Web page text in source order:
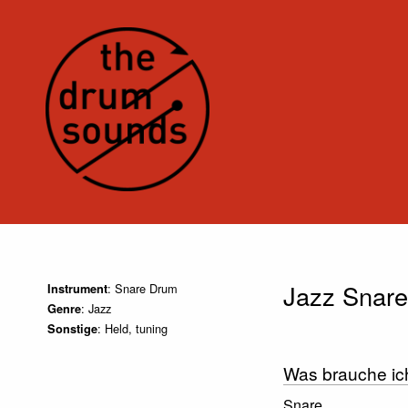
Jazz Snare
Instrument: Snare Drum
Genre: Jazz
Sonstige: Held, tuning
Was brauche